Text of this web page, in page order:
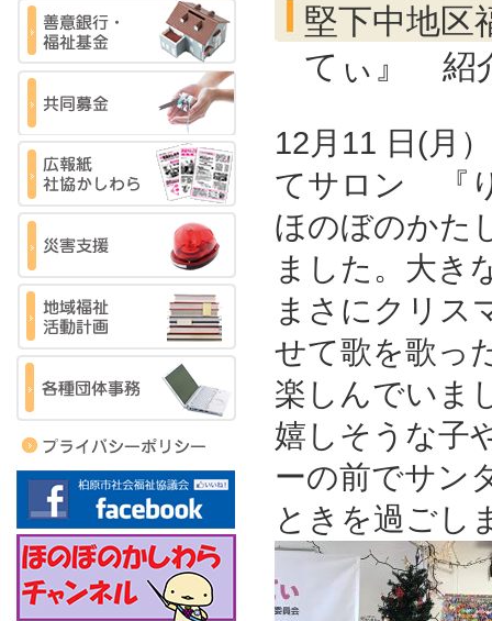
堅下中地
てぃ』 紹
12月11 日(月
てサロン 『
ほのぼのかた
ました。大き
まさにクリス
せて歌を歌っ
楽しんでいま
嬉しそうな子
ーの前でサン
ときを過ごし